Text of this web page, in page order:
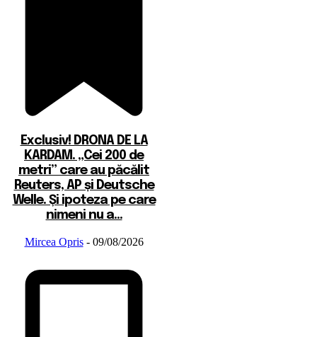
Exclusiv! DRONA DE LA
KARDAM. „Cei 200 de
metri” care au păcălit
Reuters, AP și Deutsche
Welle. Și ipoteza pe care
nimeni nu a...
Mircea Opris - 09/08/2026